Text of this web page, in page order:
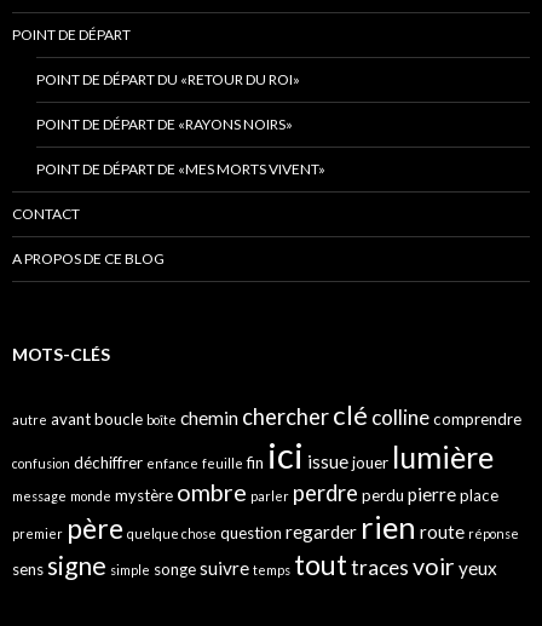
POINT DE DÉPART
POINT DE DÉPART DU «RETOUR DU ROI»
POINT DE DÉPART DE «RAYONS NOIRS»
POINT DE DÉPART DE «MES MORTS VIVENT»
CONTACT
A PROPOS DE CE BLOG
MOTS-CLÉS
autre avantboucle boîte chemin chercherclé collinecomprendre
confusion déchiffrer enfance feuille fin ici issuejouer lumière
message monde mystère ombre parler perdre perdu pierreplace
premier père quelque chose question regarder rien route réponse
senssigne simple songesuivre temps touttracesvoir yeux